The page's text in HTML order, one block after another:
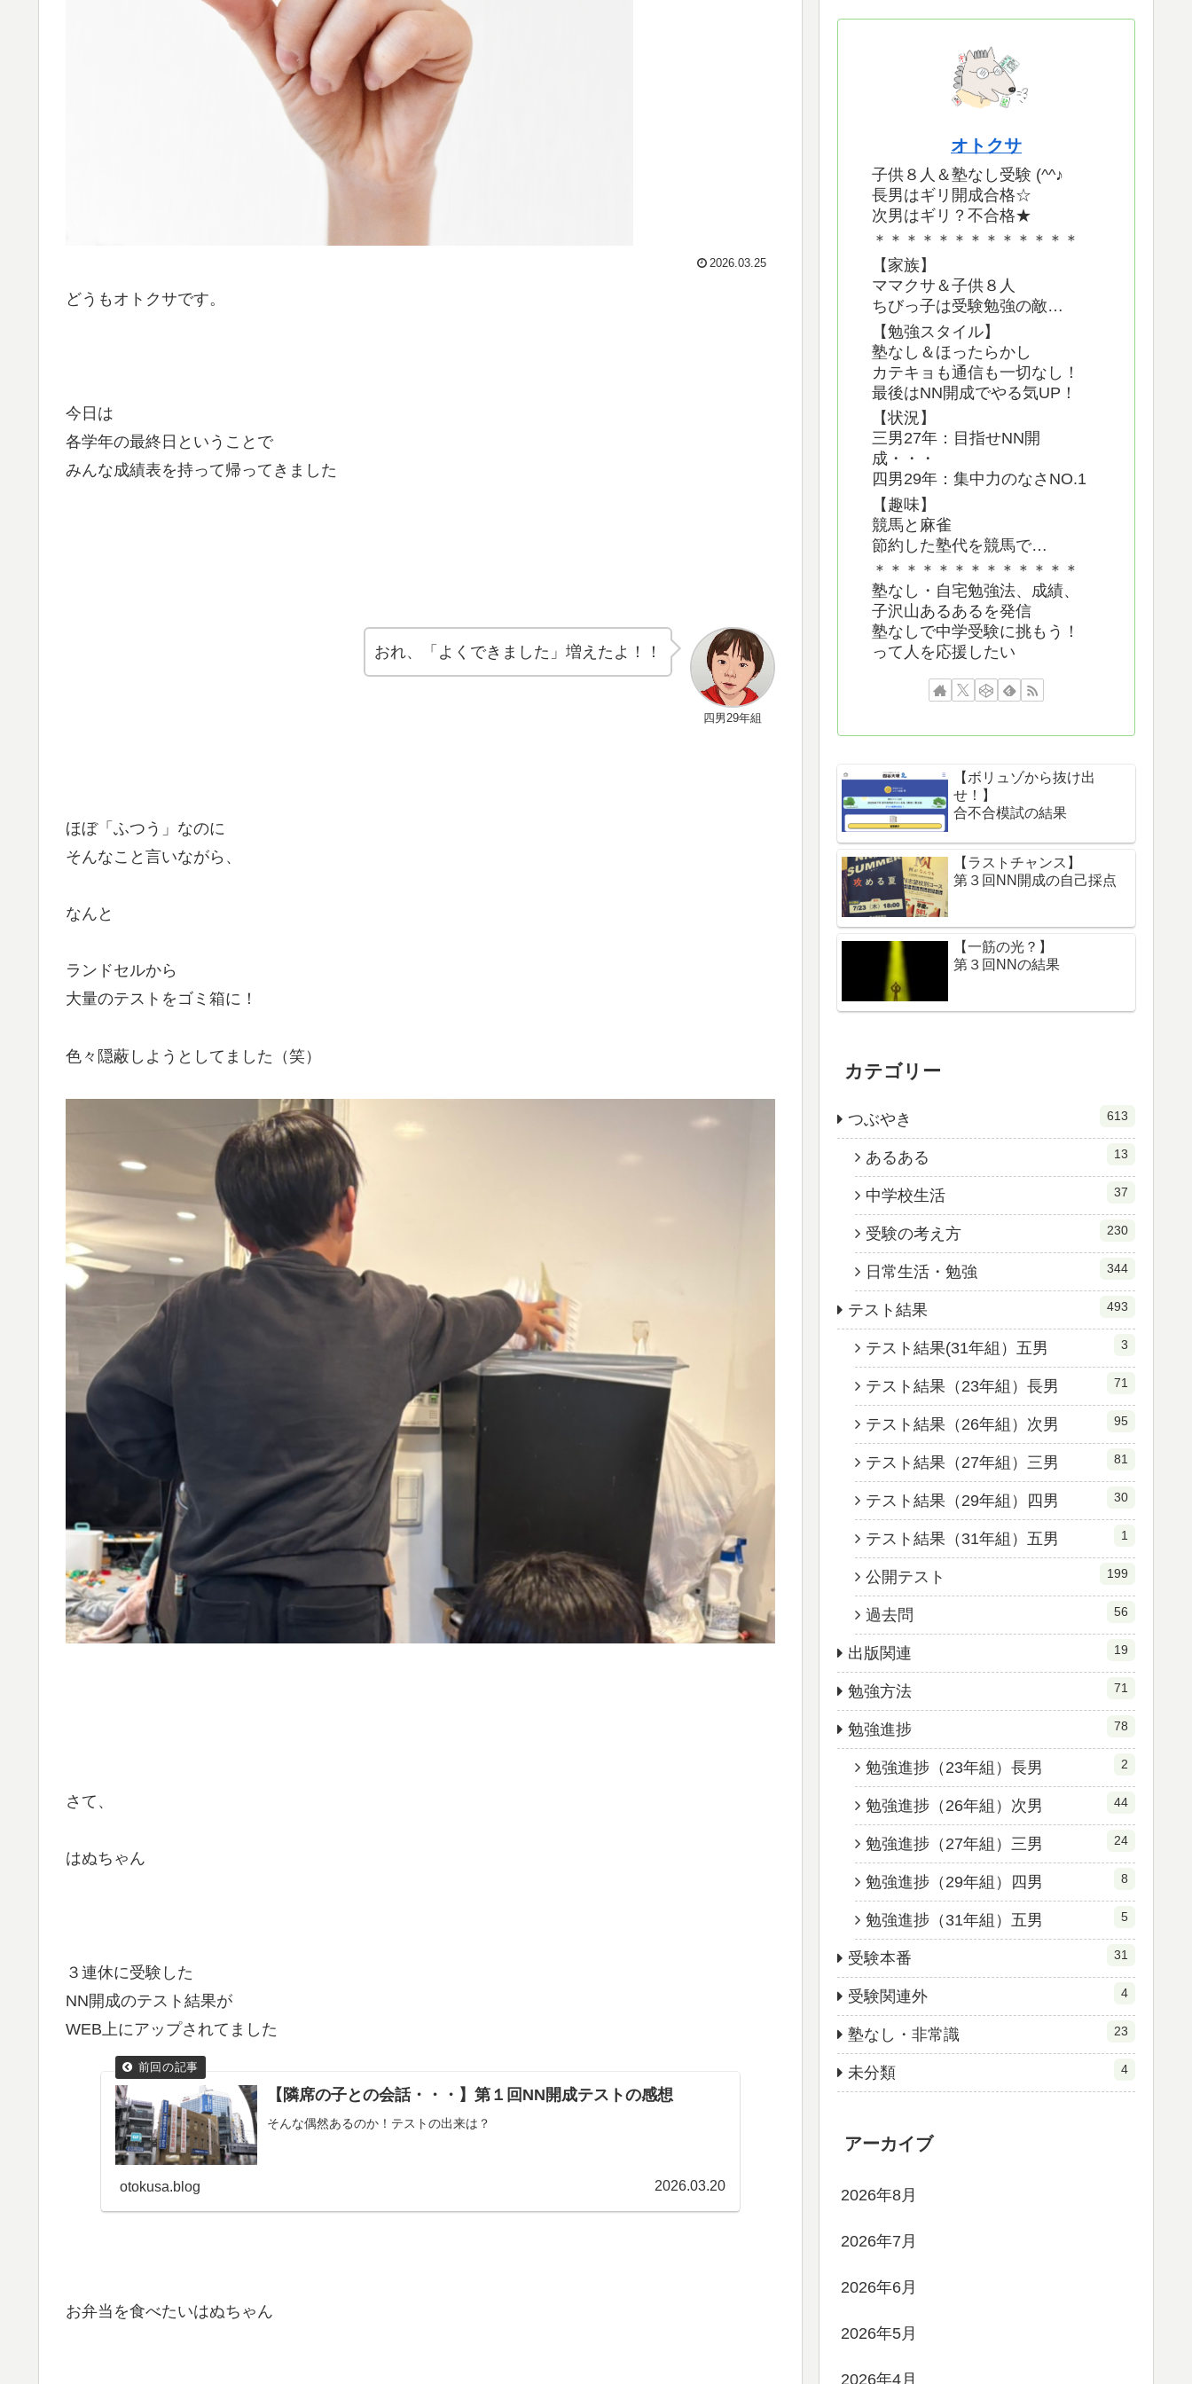
2026.03.25
どうもオトクサです。
今日は
各学年の最終日ということで
みんな成績表を持って帰ってきました
四男29年組
おれ、「よくできました」増えたよ！！
ほぼ「ふつう」なのに
そんなこと言いながら、
なんと
ランドセルから
大量のテストをゴミ箱に！
色々隠蔽しようとしてました（笑）
さて、
はぬちゃん
３連休に受験した
NN開成のテスト結果が
WEB上にアップされてました
【隣席の子との会話・・・】 第１回NN開成テストの感想
そんな偶然あるのか！テストの出来は？
otokusa.blog 2026.03.20
お弁当を食べたいはぬちゃん
オトクサ
子供８人＆塾なし受験 (^^♪
長男はギリ開成合格☆
次男はギリ？不合格★
＊＊＊＊＊＊＊＊＊＊＊＊＊
【家族】
ママクサ＆子供８人
ちびっ子は受験勉強の敵…
【勉強スタイル】
塾なし＆ほったらかし
カテキョも通信も一切なし！
最後はNN開成でやる気UP！
【状況】
三男27年：目指せNN開
成・・・
四男29年：集中力のなさNO.1
【趣味】
競馬と麻雀
節約した塾代を競馬で…
＊＊＊＊＊＊＊＊＊＊＊＊＊
塾なし・自宅勉強法、成績、
子沢山あるあるを発信
塾なしで中学受験に挑もう！
って人を応援したい
【ボリュゾから抜け出
せ！】
合不合模試の結果
【ラストチャンス】
第３回NN開成の自己採点
【一筋の光？】
第３回NNの結果
カテゴリー
つぶやき 613
あるある 13
中学校生活 37
受験の考え方 230
日常生活・勉強 344
テスト結果 493
テスト結果(31年組）五男 3
テスト結果（23年組）長男 71
テスト結果（26年組）次男 95
テスト結果（27年組）三男 81
テスト結果（29年組）四男 30
テスト結果（31年組）五男 1
公開テスト 199
過去問 56
出版関連 19
勉強方法 71
勉強進捗 78
勉強進捗（23年組）長男 2
勉強進捗（26年組）次男 44
勉強進捗（27年組）三男 24
勉強進捗（29年組）四男 8
勉強進捗（31年組）五男 5
受験本番 31
受験関連外 4
塾なし・非常識 23
未分類 4
アーカイブ
2026年8月
2026年7月
2026年6月
2026年5月
2026年4月